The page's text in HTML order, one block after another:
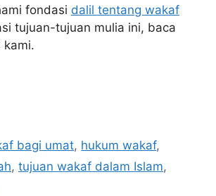
fondasi dalil tentang wakaf
tujuan-tujuan mulia ini, baca
kami.
bagi umat, hukum wakaf,
, tujuan wakaf dalam Islam,